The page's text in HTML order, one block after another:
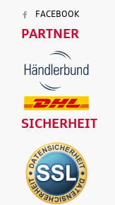
FACEBOOK
PARTNER
SICHERHEIT